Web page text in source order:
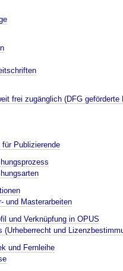
frei zugänglich (DFG geförderte
für Publizierende
und Masterarbeiten
und Verknüpfung in OPUS
(Urheberrecht und
und Fernleihe